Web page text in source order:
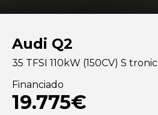
Audi Q2
35 TFSI 110kW (150CV) S tronic
Financiado
19.775€